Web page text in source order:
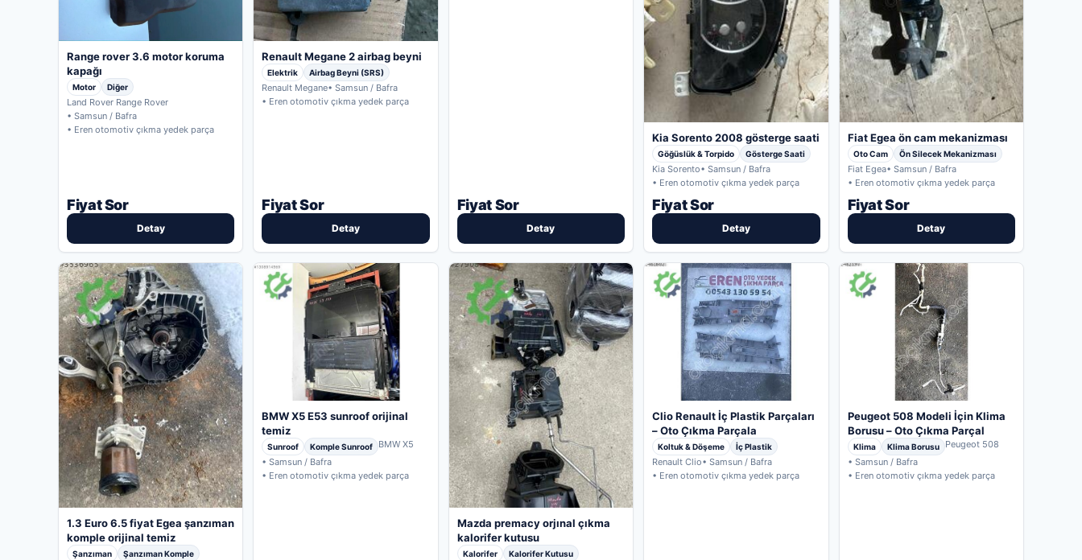
Range rover 3.6 motor koruma
kapağı
Motor Diğer
Land Rover Range Rover
• Samsun / Bafra
• Eren otomotiv çıkma yedek parça
Fiyat Sor
Detay
Renault Megane 2 airbag beyni
Elektrik Airbag Beyni (SRS)
Renault Megane• Samsun / Bafra
• Eren otomotiv çıkma yedek parça
Fiyat Sor
Detay
Fiyat Sor
Detay
Kia Sorento 2008 gösterge saati
Göğüslük & Torpido Gösterge Saati
Kia Sorento• Samsun / Bafra
• Eren otomotiv çıkma yedek parça
Fiyat Sor
Detay
Fiat Egea ön cam mekanizması
Oto Cam Ön Silecek Mekanizması
Fiat Egea• Samsun / Bafra
• Eren otomotiv çıkma yedek parça
Fiyat Sor
Detay
1.3 Euro 6.5 fiyat Egea şanzıman
komple orijinal temiz
Şanzıman Şanzıman Komple
BMW X5 E53 sunroof orijinal
temiz
Sunroof Komple Sunroof
BMW X5
• Samsun / Bafra
• Eren otomotiv çıkma yedek parça
Mazda premacy orjınal çıkma
kalorifer kutusu
Kalorifer Kalorifer Kutusu
Clio Renault İç Plastik Parçaları
– Oto Çıkma Parçala
Koltuk & Döşeme İç Plastik
Renault Clio• Samsun / Bafra
• Eren otomotiv çıkma yedek parça
Peugeot 508 Modeli İçin Klima
Borusu – Oto Çıkma Parçal
Klima Klima Borusu Peugeot 508
• Samsun / Bafra
• Eren otomotiv çıkma yedek parça